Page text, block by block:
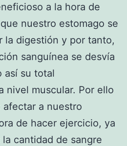
a la hora de
nuestro estomago se
la digestión y por tanto,
sanguínea se desvía
así su total
nivel muscular. Por ello
a nuestro
de hacer ejercicio, ya
cantidad de sangre